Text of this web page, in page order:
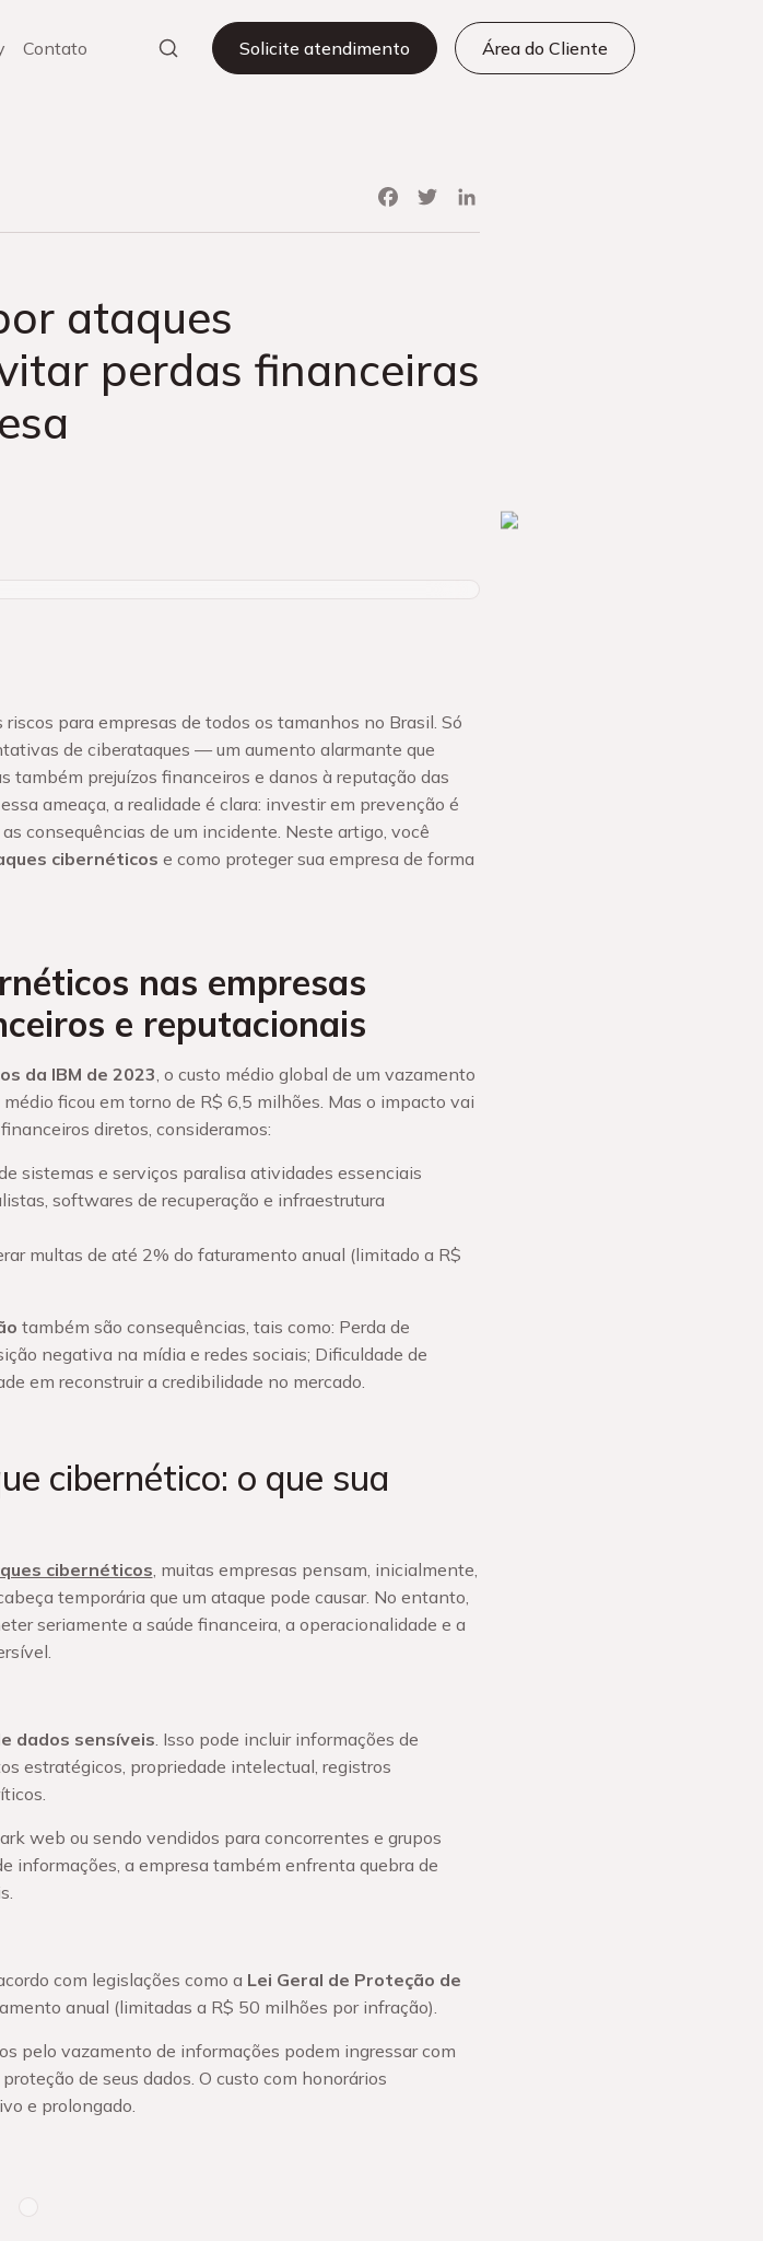
Contato Solicite atendimento Área do Cliente
FacebookTwitterLinkedIn
ataques
perdas financeiras
para empresas de todos os tamanhos no Brasil. Só
de ciberataques — um aumento alarmante que
prejuízos financeiros e danos à reputação das
ameaça, a realidade é clara: investir em prevenção é
consequências de um incidente. Neste artigo, você
cibernéticos e como proteger sua empresa de forma
nas empresas
e reputacionais
da IBM de 2023, o custo médio global de um vazamento
ficou em torno de R$ 6,5 milhões. Mas o impacto vai
diretos, consideramos:
sistemas e serviços paralisa atividades essenciais
softwares de recuperação e infraestrutura
multas de até 2% do faturamento anual (limitado a R$
também são consequências, tais como: Perda de
negativa na mídia e redes sociais; Dificuldade de
em reconstruir a credibilidade no mercado.
cibernético: o que sua
cibernéticos, muitas empresas pensam, inicialmente,
temporária que um ataque pode causar. No entanto,
seriamente a saúde financeira, a operacionalidade e a
dados sensíveis. Isso pode incluir informações de
estratégicos, propriedade intelectual, registros
web ou sendo vendidos para concorrentes e grupos
informações, a empresa também enfrenta quebra de
com legislações como a Lei Geral de Proteção de
anual (limitadas a R$ 50 milhões por infração).
pelo vazamento de informações podem ingressar com
de seus dados. O custo com honorários
e prolongado.